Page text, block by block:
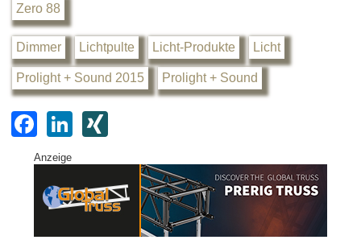
Zero 88
Dimmer Lichtpulte Licht-Produkte Licht
Prolight + Sound 2015 Prolight + Sound
F
a
c
e
Li
k
e
G
Anzeige